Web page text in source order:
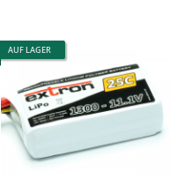
AUF LAGER